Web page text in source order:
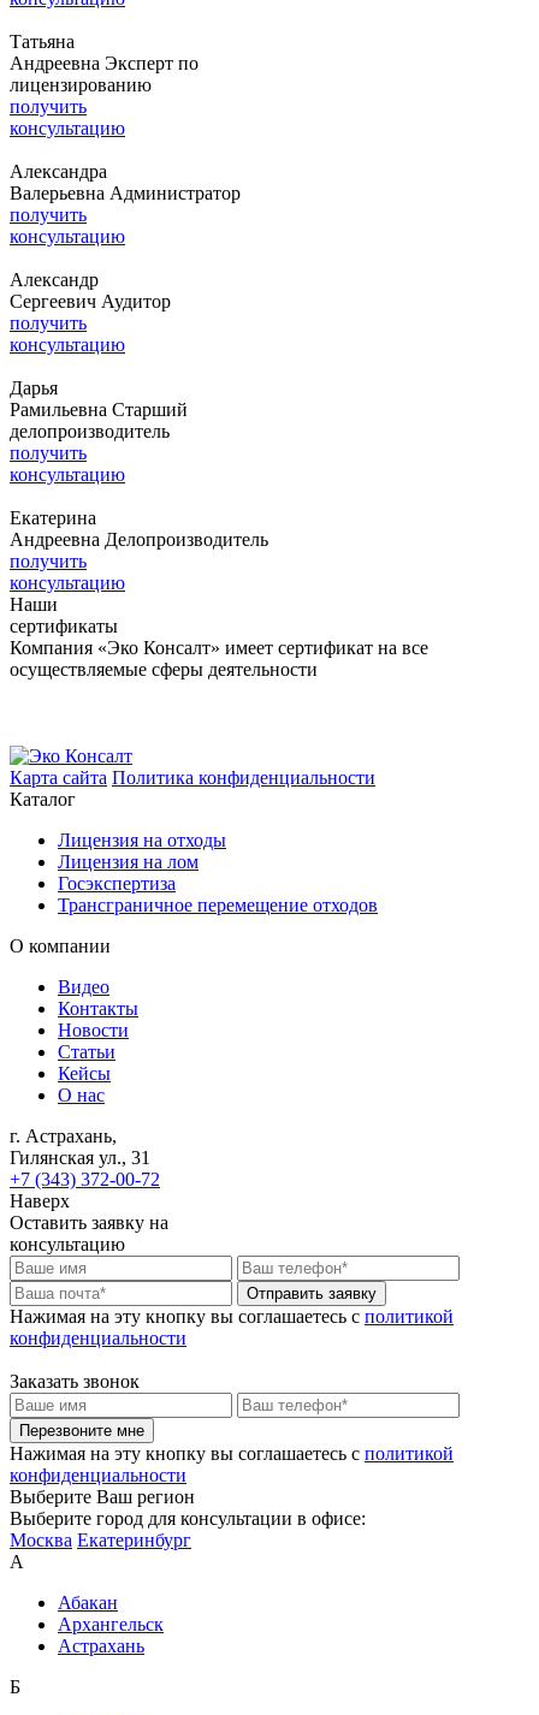
Татьяна
Андреевна Эксперт по
лицензированию
получить
консультацию
Александра
Валерьевна Администратор
получить
консультацию
Александр
Сергеевич Аудитор
получить
консультацию
Дарья
Рамильевна Старший
делопроизводитель
получить
консультацию
Екатерина
Андреевна Делопроизводитель
получить
консультацию
Наши
сертификаты
Компания «Эко Консалт» имеет сертификат на все
осуществляемые сферы деятельности
Карта сайта Политика конфиденциальности
Каталог
Лицензия на отходы
Лицензия на лом
Госэкспертиза
Трансграничное перемещение отходов
О компании
Видео
Контакты
Новости
Статьи
Кейсы
О нас
г. Астрахань,
Гилянская ул., 31
+7 (343) 372-00-72
Наверх
Оставить заявку на
консультацию
Отправить заявку
Нажимая на эту кнопку вы соглашаетесь c политикой
конфиденциальности
Заказать звонок
Перезвоните мне
Нажимая на эту кнопку вы соглашаетесь c политикой
конфиденциальности
Выберите Ваш регион
Выберите город для консультации в офисе:
Москва Екатеринбург
А
Абакан
Архангельск
Астрахань
Б